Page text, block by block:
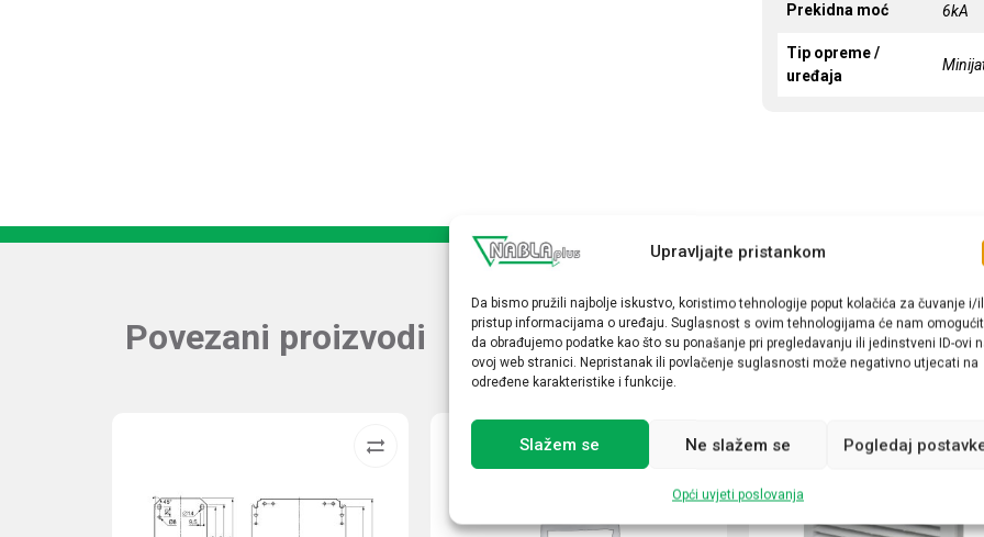
Upravljajte pristankom
Da bismo pružili najbolje iskustvo, koristimo tehnologije poput kolačića za čuvanje i/
pristup informacijama o uređaju. Suglasnost s ovim tehnologijama će nam
da obrađujemo podatke kao što su ponašanje pri pregledavanju ili jedinstveni ID-ovi
ovoj web stranici. Nepristanak ili povlačenje suglasnosti može negativno utjecati na
određene karakteristike i funkcije.
Slažem se Ne slažem se Pogledaj
Opći uvjeti poslovanja
Prekidna moć 6kA
Tip opreme /
uređaja
Povezani proizvodi